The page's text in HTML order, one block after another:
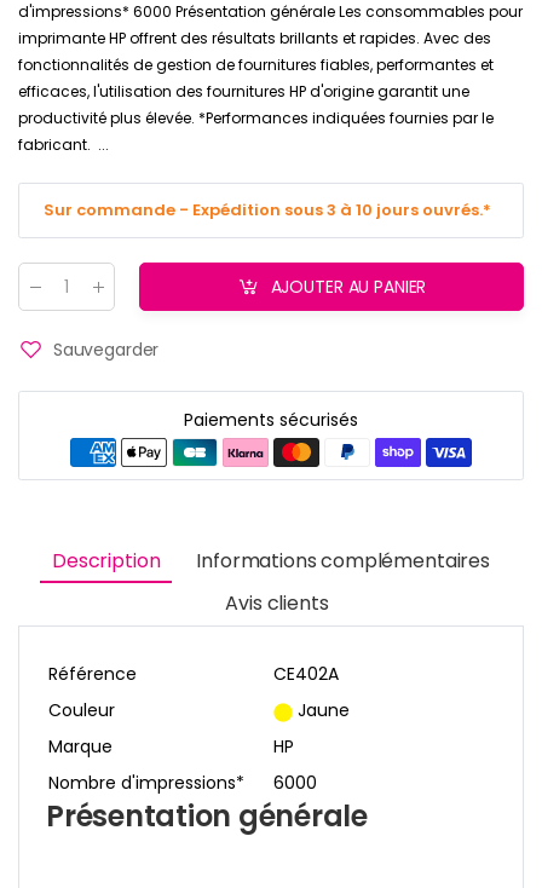
d'impressions* 6000 Présentation générale Les consommables pour
imprimante HP offrent des résultats brillants et rapides. Avec des
fonctionnalités de gestion de fournitures fiables, performantes et
efficaces, l'utilisation des fournitures HP d'origine garantit une
productivité plus élevée. *Performances indiquées fournies par le
fabricant. ...
Sur commande - Expédition sous 3 à 10 jours ouvrés.*
Quantité
AJOUTER AU PANIER
Sauvegarder
Paiements sécurisés
Description
Informations complémentaires
Avis clients
Référence
CE402A
Couleur
Jaune
Marque
HP
Nombre d'impressions*
6000
Présentation générale